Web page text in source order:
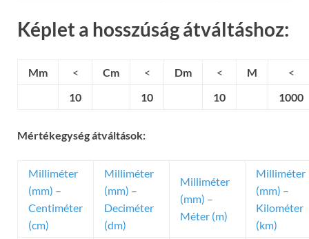
Képlet a hosszúság átváltáshoz:
Mm < Cm < Dm < M
<
10
10 10 1000
Mértékegység átváltások:
Milliméter
(mm) –
Centiméter
(cm)
Milliméter
(mm) –
Deciméter
(dm)
Milliméter
(mm) –
Méter (m)
Milliméter
(mm) –
Kilométer
(km)